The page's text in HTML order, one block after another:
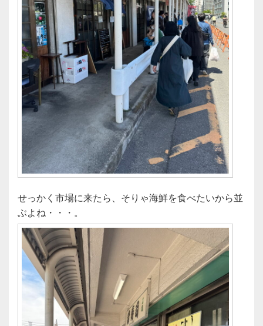
せっかく市場に来たら、そりゃ海鮮を食べたいから並
ぶよね・・・。